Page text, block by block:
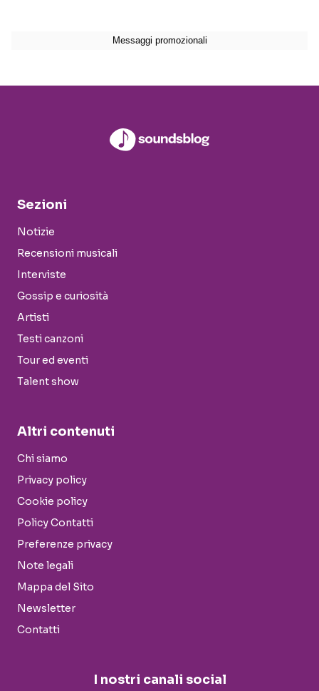
Sezioni
Notizie
Recensioni musicali
Interviste
Gossip e curiosità
Artisti
Testi canzoni
Tour ed eventi
Talent show
Altri contenuti
Chi siamo
Privacy policy
Cookie policy
Policy Contatti
Preferenze privacy
Note legali
Mappa del Sito
Newsletter
Contatti
I nostri canali social